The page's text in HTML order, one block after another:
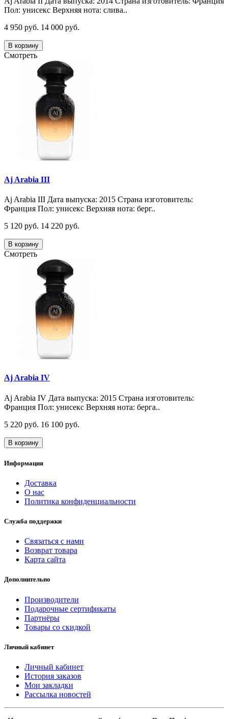
Пол: унисекс Верхняя нота: слива..
4 950 руб. 14 000 руб.
В корзину
Смотреть
Aj Arabia III
Aj Arabia III Дата выпуска: 2015 Страна изготовитель:
Франция Пол: унисекс Верхняя нота: берг..
5 120 руб. 14 220 руб.
В корзину
Смотреть
Aj Arabia IV
Aj Arabia IV Дата выпуска: 2015 Страна изготовитель:
Франция Пол: унисекс Верхняя нота: берга..
5 220 руб. 16 100 руб.
В корзину
Информация
Доставка
О нас
Политика конфиденциальности
Служба поддержки
Связаться с нами
Возврат товара
Карта сайта
Дополнительно
Производители
Подарочные сертификаты
Партнёры
Товары со скидкой
Личный кабинет
Личный кабинет
История заказов
Мои закладки
Рассылка новостей